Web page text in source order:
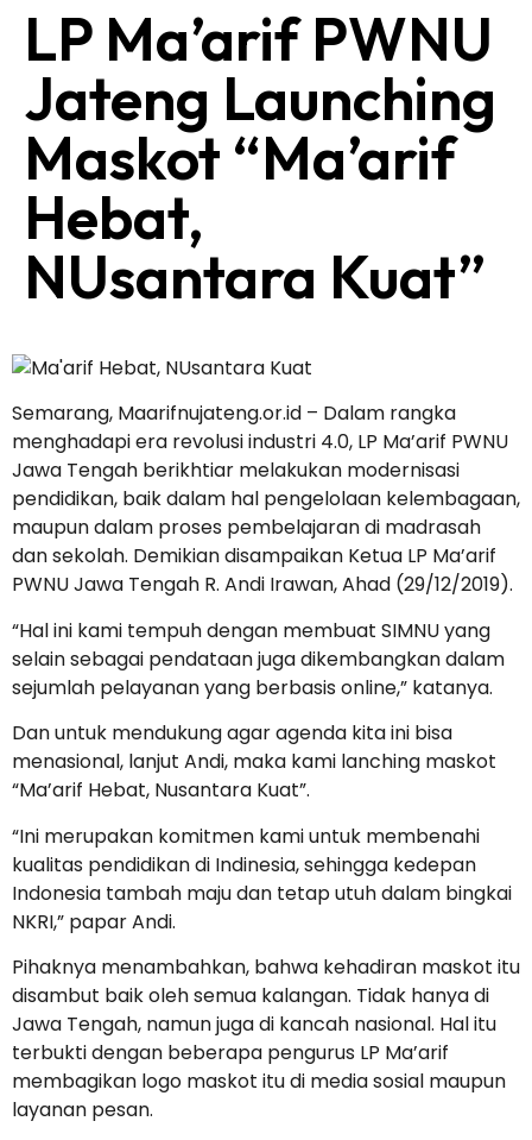
LP Ma’arif PWNU
Jateng Launching
Maskot “Ma’arif
Hebat,
NUsantara Kuat”
Semarang, Maarifnujateng.or.id – Dalam rangka
menghadapi era revolusi industri 4.0, LP Ma’arif PWNU
Jawa Tengah berikhtiar melakukan modernisasi
pendidikan, baik dalam hal pengelolaan kelembagaan,
maupun dalam proses pembelajaran di madrasah
dan sekolah. Demikian disampaikan Ketua LP Ma’arif
PWNU Jawa Tengah R. Andi Irawan, Ahad (29/12/2019).
“Hal ini kami tempuh dengan membuat SIMNU yang
selain sebagai pendataan juga dikembangkan dalam
sejumlah pelayanan yang berbasis online,” katanya.
Dan untuk mendukung agar agenda kita ini bisa
menasional, lanjut Andi, maka kami lanching maskot
“Ma’arif Hebat, Nusantara Kuat”.
“Ini merupakan komitmen kami untuk membenahi
kualitas pendidikan di Indinesia, sehingga kedepan
Indonesia tambah maju dan tetap utuh dalam bingkai
NKRI,” papar Andi.
Pihaknya menambahkan, bahwa kehadiran maskot itu
disambut baik oleh semua kalangan. Tidak hanya di
Jawa Tengah, namun juga di kancah nasional. Hal itu
terbukti dengan beberapa pengurus LP Ma’arif
membagikan logo maskot itu di media sosial maupun
layanan pesan.